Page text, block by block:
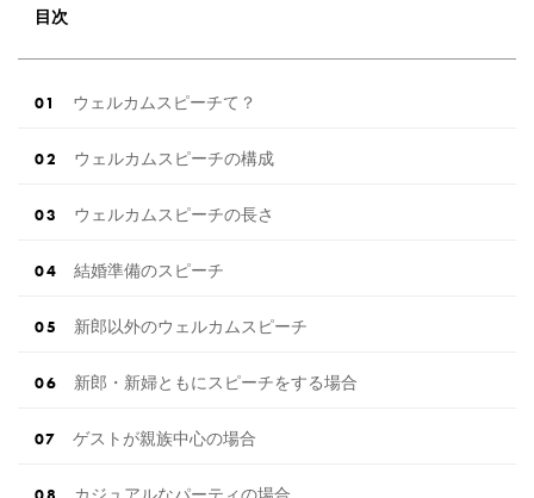
目次
ウェルカムスピーチて？
ウェルカムスピーチの構成
ウェルカムスピーチの長さ
結婚準備のスピーチ
新郎以外のウェルカムスピーチ
新郎・新婦ともにスピーチをする場合
ゲストが親族中心の場合